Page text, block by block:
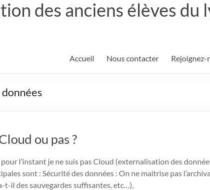
des anciens élèves
Accueil Nous contacter Rejoignez-
ou pas ?
l’instant je ne suis pas Cloud (externalisation des
sont : Sécurité des données : On ne maitrise pas
t-il des sauvegardes suffisantes, etc…),